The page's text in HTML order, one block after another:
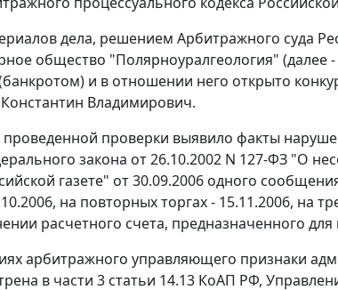
дела, решением Арбитражного суда
общество "Полярноуралгеология"
и в отношении него открыто
Владимирович.
проведенной проверки выявило факты
закона от 26.10.2002 N 127-ФЗ "О
газете" от 30.09.2006 одного
на повторных торгах - 15.11.2006, на
расчетного счета, предназначенного для
арбитражного управляющего признаки
в части 3 статьи 14.13 КоАП РФ,